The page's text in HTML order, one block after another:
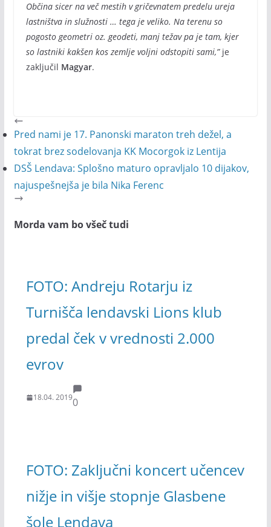
Občina sicer na več mestih v gričevnatem predelu ureja
lastništva in služnosti … tega je veliko. Na terenu so
pogosto geometri oz. geodeti, manj težav pa je tam, kjer
so lastniki kakšen kos zemlje voljni odstopiti sami,”je
zaključil Magyar.
Pred nami je 17. Panonski maraton treh dežel, a
tokrat brez sodelovanja KK Mocorgok iz Lentija
DSŠ Lendava: Splošno maturo opravljalo 10 dijakov,
najuspešnejša je bila Nika Ferenc
Morda vam bo všeč tudi
FOTO: Andreju Rotarju iz
Turnišča lendavski Lions klub
predal ček v vrednosti 2.000
evrov
18.04. 20190
FOTO: Zaključni koncert učencev
nižje in višje stopnje Glasbene
šole Lendava